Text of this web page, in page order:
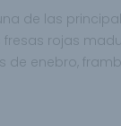
de las
rojas
de enebro,